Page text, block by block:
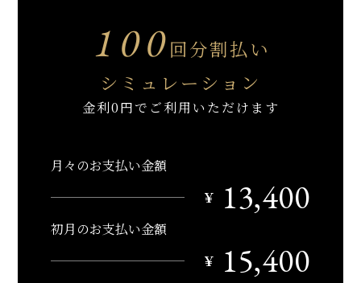
100回分割払い
シミュレーション
金利0円でご利用いただけます
月々のお支払い金額
￥
13,400
初月のお支払い金額
￥
15,400